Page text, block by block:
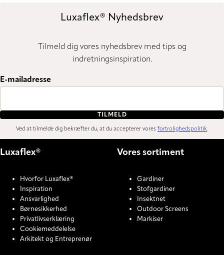
Luxaflex® Nyhedsbrev
Tilmeld dig vores nyhedsbrev med tips og
indretningsinspiration.
E-mailadresse
TILMELD
Ved at tilmelde dig bekræfter du, at du accepterer vores fortrolighedspolitik.
Luxaflex®
Hvorfor Luxaflex®
Inspiration
Ansvarlighed
Børnesikkerhed
Privatlivserklæring
Cookiemeddelelse
Arkitekt og Entreprenør
Vores sortiment
Gardiner
Stofgardiner
Insektnet
Outdoor Screens
Markiser